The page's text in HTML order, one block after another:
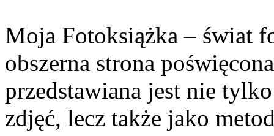
Moja Fotoksiążka – świat
obszerna strona
przedstawiana jest nie
zdjęć, lecz także jako